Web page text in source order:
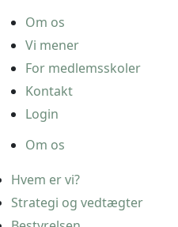
Om os
Vi mener
For medlemsskoler
Kontakt
Login
Om os
Hvem er vi?
Strategi og vedtægter